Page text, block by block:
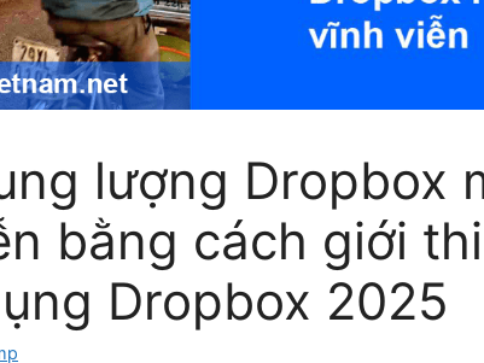
lượng Dropbox
bằng cách giới
Dropbox 2025